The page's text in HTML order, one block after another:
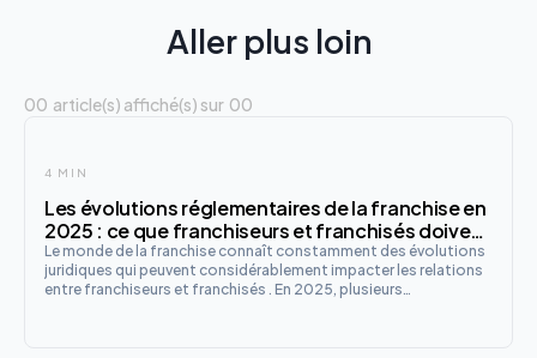
Aller plus loin
00 article(s) affiché(s) sur 00
4 MIN
Les évolutions réglementaires de la franchise en
2025 : ce que franchiseurs et franchisés doivent
absolument savoir
Le monde de la franchise connaît constamment des évolutions
juridiques qui peuvent considérablement impacter les relations
entre franchiseurs et franchisés . En 2025, plusieurs